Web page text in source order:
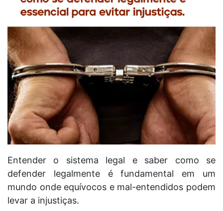
Entender o sistema legal e saber como se
defender legalmente é fundamental em um
mundo onde equívocos e mal-entendidos podem
levar a injustiças.